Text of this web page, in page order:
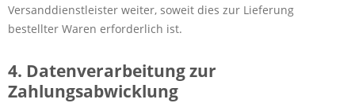
Versanddienstleister weiter, soweit dies zur Lieferung
bestellter Waren erforderlich ist.
4. Datenverarbeitung zur
Zahlungsabwicklung